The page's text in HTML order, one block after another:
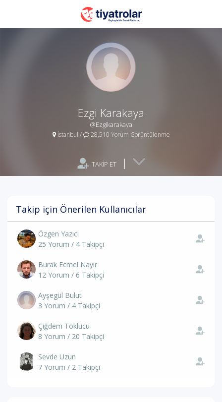
Ezgi Karakaya
@Ezgikarakaya
İstanbul / 28,510 Yorum Görüntülenme
TAKİP ET |
Takip için Önerilen Kullanıcılar
Özgen Yazıcı
25 Yorum / 4 Takipçi
Burak Ecmel Nayır
12 Yorum / 6 Takipçi
Ayşegül Bulut
3 Yorum / 4 Takipçi
Çiğdem Toklucu
8 Yorum / 20 Takipçi
Sevde Uzun
7 Yorum / 2 Takipçi